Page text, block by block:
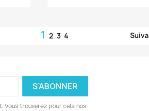
1234
Vous trouverez pour cela nos